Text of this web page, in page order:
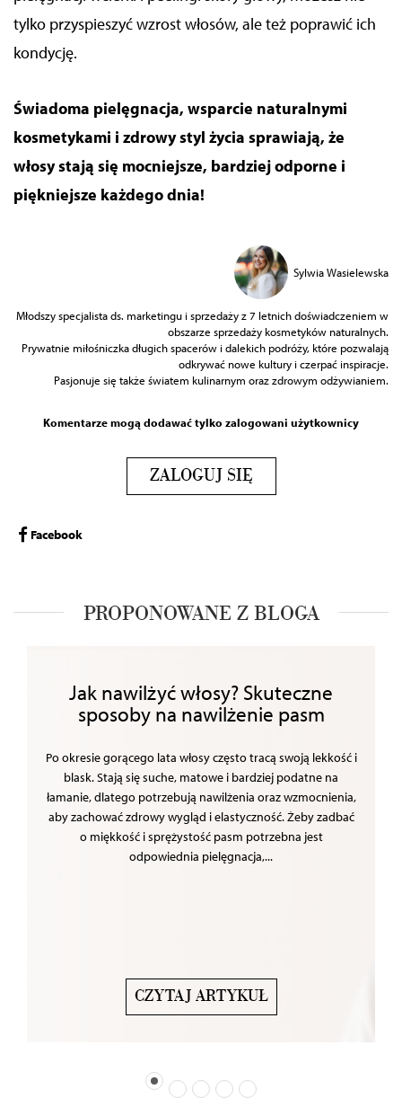
tylko przyspieszyć wzrost włosów, ale też poprawić ich
kondycję.
Świadoma pielęgnacja, wsparcie naturalnymi
kosmetykami i zdrowy styl życia sprawiają, że
włosy stają się mocniejsze, bardziej odporne i
piękniejsze każdego dnia!
Sylwia Wasielewska
Młodszy specjalista ds. marketingu i sprzedaży z 7 letnich doświadczeniem w
obszarze sprzedaży kosmetyków naturalnych.
Prywatnie miłośniczka długich spacerów i dalekich podróży, które pozwalają
odkrywać nowe kultury i czerpać inspiracje.
Pasjonuje się także światem kulinarnym oraz zdrowym odżywianiem.
Komentarze mogą dodawać tylko zalogowani użytkownicy
ZALOGUJ SIĘ
Facebook
PROPONOWANE Z BLOGA
Jak nawilżyć włosy? Skuteczne
sposoby na nawilżenie pasm
Po okresie gorącego lata włosy często tracą swoją lekkość i
blask. Stają się suche, matowe i bardziej podatne na
łamanie, dlatego potrzebują nawilżenia oraz wzmocnienia,
aby zachować zdrowy wygląd i elastyczność. Żeby zadbać
o miękkość i sprężystość pasm potrzebna jest
odpowiednia pielęgnacja,...
CZYTAJ ARTYKUŁ